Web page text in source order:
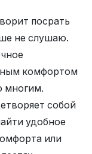
посрать
не слушаю.
комфортом
многим.
собой
удобное
или